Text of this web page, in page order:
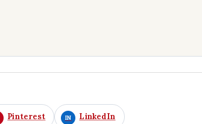
Pinterest LinkedIn